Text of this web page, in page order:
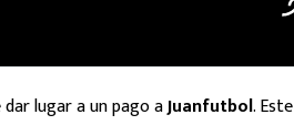
lugar a un pago aJuanfutbol.